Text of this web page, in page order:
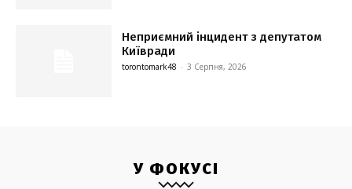
Неприємний інцидент з депутатом
Київради
torontomark48 - 3 Серпня, 2026
У ФОКУСІ